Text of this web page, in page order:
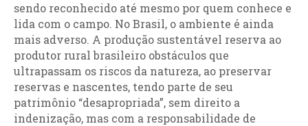
sendo reconhecido até mesmo por quem conhece e
lida com o campo. No Brasil, o ambiente é ainda
mais adverso. A produção sustentável reserva ao
produtor rural brasileiro obstáculos que
ultrapassam os riscos da natureza, ao preservar
reservas e nascentes, tendo parte de seu
patrimônio “desapropriada”, sem direito a
indenização, mas com a responsabilidade de